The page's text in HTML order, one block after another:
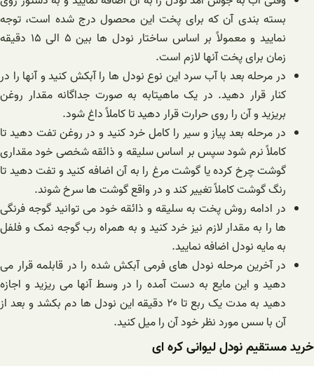
بسته بندی آن که برای پخت این محصول درج شده است، توجه
نمایید و معمولاً بر اساس ساختار نودل ها بین ۵ الی ۱۵ دقیقه
زمان برای پخت آنها لازم است.
در مرحله بعد با آب سرد این نوع نودل ها را آبکش کنید و آنها را در
کنار قرار دهید. در یک ماهیتابه به صورت جداگانه مقدار روغن
بریزید و آن را روی حرارت قرار دهید تا کاملاً داغ شود.
در مرحله بعد پیاز و سیر را کامل خرد کنید و در روغن تفت دهید تا
کاملاً نرم شود سپس بر اساس سلیقه و ذائقه شخصی خود مقداری
گوشت چرخ کرده یا گوشت مرغ را به آن اضافه کنید و تفت دهید تا
رنگ گوشت کاملاً تغییر کند و در واقع گوشت ها سرخ شوند.
در ادامه روش پخت به سلیقه و ذائقه خود می توانید گوجه فرنگی
ها را به مقدار لازم نیز خرد کنید و به همراه رب گوجه نمک و فلفل
به مایه نودل اضافه نمایید.
در آخرین مرحله نودل‌ های فرمی آبکش شده را در قابلمه قرار می
دهید و این مایع به دست آمده را در وسط آنها می ریزید و اجازه
دهید به مدت یک ربع تا ۲۰ دقیقه این نودل ها دم بکشد و بعد از
آن با سس مورد نظر خود آن را میل کنید.
خرید مستقیم نودل لیوانی کره ای